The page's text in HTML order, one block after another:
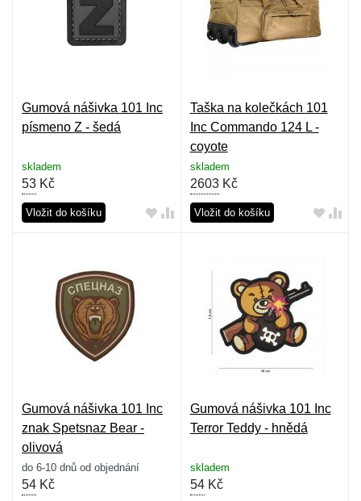
Gumová nášivka 101 Inc
písmeno Z - šedá
skladem
53 Kč
Vložit do košíku
Taška na kolečkách 101
Inc Commando 124 L -
coyote
skladem
2603Kč
Vložit do košíku
Gumová nášivka 101 Inc
znak Spetsnaz Bear -
olivová
do 6-10 dnů od objednání
54 Kč
Gumová nášivka 101 Inc
Terror Teddy - hnědá
skladem
54Kč